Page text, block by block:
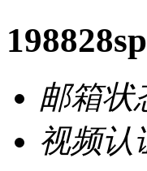
198828sp
邮箱状
视频认